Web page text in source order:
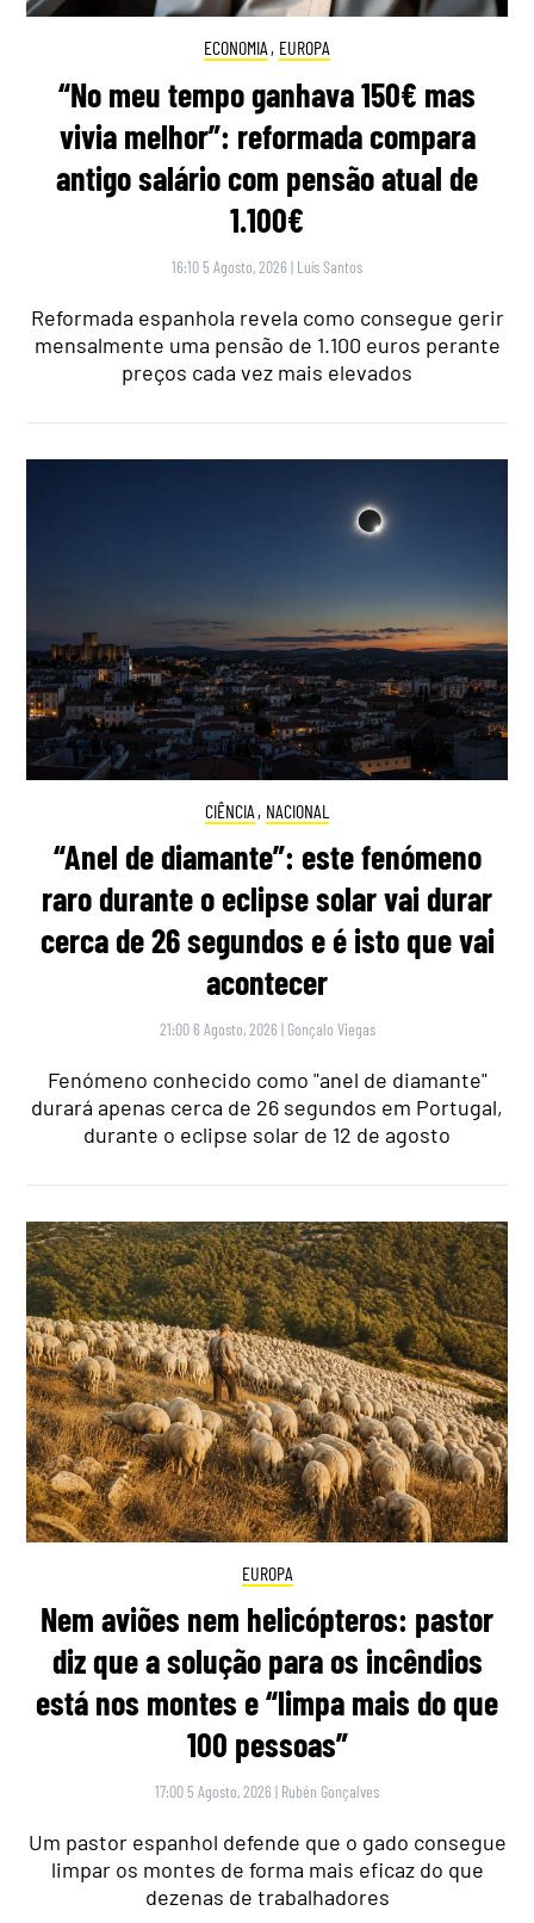
ECONOMIA , EUROPA
“No meu tempo ganhava 150€ mas
vivia melhor”: reformada compara
antigo salário com pensão atual de
1.100€
16:10 5 Agosto, 2026 | Luís Santos
Reformada espanhola revela como consegue gerir
mensalmente uma pensão de 1.100 euros perante
preços cada vez mais elevados
CIÊNCIA , NACIONAL
“Anel de diamante”: este fenómeno
raro durante o eclipse solar vai durar
cerca de 26 segundos e é isto que vai
acontecer
21:00 6 Agosto, 2026 | Gonçalo Viegas
Fenómeno conhecido como "anel de diamante"
durará apenas cerca de 26 segundos em Portugal,
durante o eclipse solar de 12 de agosto
EUROPA
Nem aviões nem helicópteros: pastor
diz que a solução para os incêndios
está nos montes e “limpa mais do que
100 pessoas”
17:00 5 Agosto, 2026 | Rubén Gonçalves
Um pastor espanhol defende que o gado consegue
limpar os montes de forma mais eficaz do que
dezenas de trabalhadores